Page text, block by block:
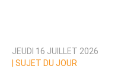
JEUDI 16 JUILLET 2026
SUJET DU JOUR